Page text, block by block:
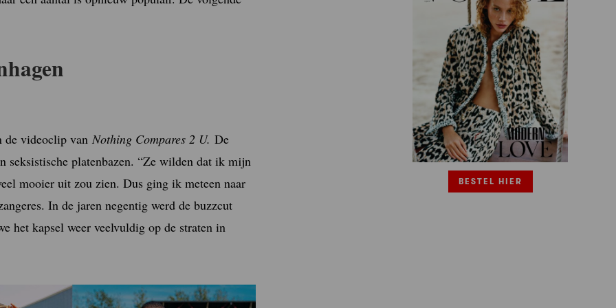
de videoclip van Nothing Compares 2 U. De
seksistische platenbazen. “Ze wilden dat ik mijn
mooier uit zou zien. Dus ging ik meteen naar
In de jaren negentig werd de buzzcut
het kapsel weer veelvuldig op de straten in
BESTEL HIER